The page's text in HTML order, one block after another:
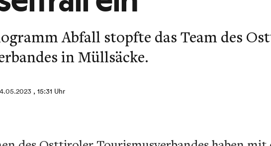
Abfall stopfte das Team des
in Müllsäcke.
, 15:31 Uhr